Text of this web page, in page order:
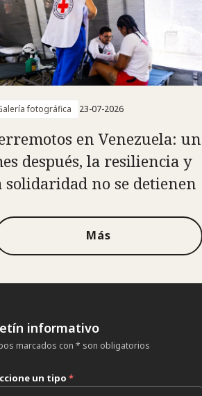
fotográfica 23-07-2026
en Venezuela: un
después, la resiliencia y
solidaridad no se detienen
Más
informativo
marcados con * son obligatorios
un tipo *